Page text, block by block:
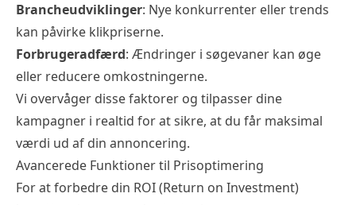
Brancheudviklinger: Nye konkurrenter eller trends
kan påvirke klikpriserne.
Forbrugeradfærd: Ændringer i søgevaner kan øge
eller reducere omkostningerne.
Vi overvåger disse faktorer og tilpasser dine
kampagner i realtid for at sikre, at du får maksimal
værdi ud af din annoncering.
Avancerede Funktioner til Prisoptimering
For at forbedre din ROI (Return on Investment)